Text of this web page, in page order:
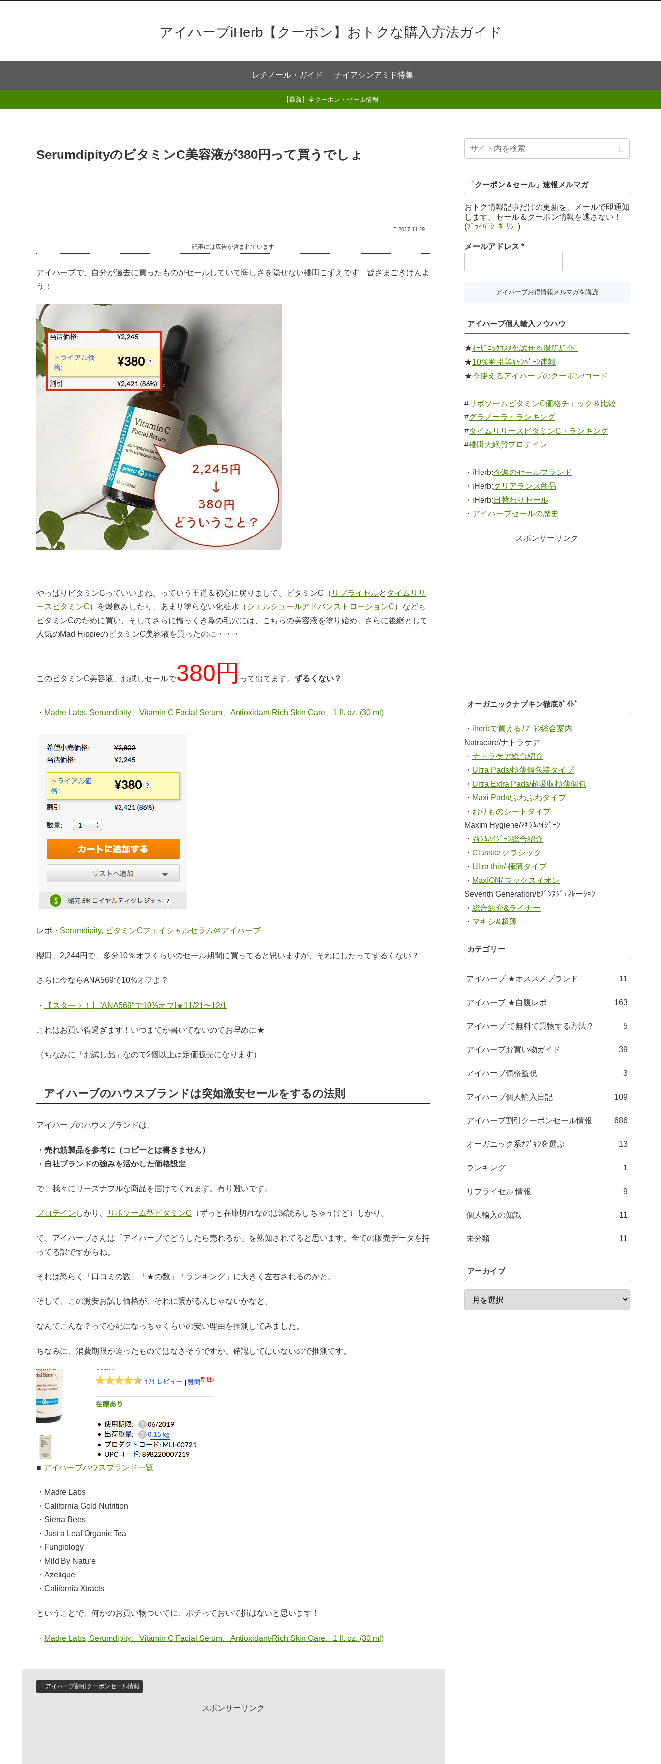
アイハーブiHerb【クーポン】おトクな購入方法ガイド
レチノール・ガイド ナイアシンアミド特集
【最新】全クーポン・セール情報
SerumdipityのビタミンC美容液が380円って買うでしょ
2017.11.29
記事には広告が含まれています
アイハーブで、自分が過去に買ったものがセールしていて悔しさを隠せない櫻田こずえです、皆さまごきげんよ
う！
やっぱりビタミンCっていいよね、っていう王道＆初心に戻りまして、ビタミンC（ リプライセルと タイムリリ
ースビタミンC）を爆飲みしたり、あまり塗らない化粧水（ シェルシュールアドバンストローションC）なども
ビタミンCのために買い、そしてさらに憎っくき鼻の毛穴には、こちらの美容液を塗り始め、さらに後継として
人気のMad HippieのビタミンC美容液を買ったのに・・・
このビタミンC美容液、お試しセールで380円 って出てます。 ずるくない？
・ Madre Labs, Serumdipity、Vitamin C Facial Serum、Antioxidant-Rich Skin Care、1 fl. oz. (30 ml)
レポ・ Serumdipity, ビタミンCフェイシャルセラム＠アイハーブ
櫻田、2,244円で、多分10％オフくらいのセール期間に買ってると思いますが、それにしたってずるくない？
さらに今ならANA569で10%オフよ？
・ 【スタート！】”ANA569″で10%オフ!★11/21〜12/1
これはお買い得過ぎます！いつまでか書いてないのでお早めに★
（ちなみに「お試し品」なので2個以上は定価販売になります）
アイハーブのハウスブランドは突如激安セールをするの法則
アイハーブのハウスブランドは、
・売れ筋製品を参考に（コピーとは書きません）
・自社ブランドの強みを活かした価格設定
で、我々にリーズナブルな商品を届けてくれます。有り難いです。
プロテイン しかり、 リポソーム型ビタミンC （ずっと在庫切れなのは深読みしちゃうけど）しかり。
で、アイハーブさんは「アイハーブでどうしたら売れるか」を熟知されてると思います。全ての販売データを持
ってる訳ですからね。
それは恐らく「口コミの数」「★の数」「ランキング」に大きく左右されるのかと。
そして、この激安お試し価格が、それに繋がるんじゃないかなと。
なんでこんな？って心配になっちゃくらいの安い理由を推測してみました。
ちなみに、消費期限が迫ったものではなさそうですが、確認してはいないので推測です。
■ アイハーブハウスブランド一覧
・Madre Labs
・California Gold Nutrition
・Sierra Bees
・Just a Leaf Organic Tea
・Fungiology
・Mild By Nature
・Azelique
・California Xtracts
ということで、何かのお買い物ついでに、ポチっておいて損はないと思います！
・ Madre Labs, Serumdipity、Vitamin C Facial Serum、Antioxidant-Rich Skin Care、1 fl. oz. (30 ml)
アイハーブ割引クーポンセール情報
スポンサーリンク
「クーポン＆セール」速報メルマガ
おトク情報記事だけの更新を、メールで即通知
します。セール＆クーポン情報を逃さない！
(ﾌﾟﾗｲﾊﾞｼｰﾎﾟﾘｼｰ)
メールアドレス *
アイハーブ個人輸入ノウハウ
★ｵｰｶﾞﾆｯｸｺｽﾒを試せる場所ｶﾞｲﾄﾞ
★10％割引等ｷｬﾝﾍﾟｰﾝ速報
★今使えるアイハーブのクーポン/コード
#リポソームビタミンC価格チェック＆比較
#グラノーラ・ランキング
#タイムリリースビタミンC・ランキング
#櫻田大絶賛プロテイン
・iHerb:今週のセールブランド
・iHerb:クリアランス商品
・iHerb: 日替わりセール
・ アイハーブセールの歴史
スポンサーリンク
オーガニックナプキン徹底ｶﾞｲﾄﾞ
・ iherbで買えるﾅﾌﾟｷﾝ総合案内
Natracare/ナトラケア
・ ナトラケア総合紹介
・ Ultra Pads/極薄個包装タイプ
・ Ultra Extra Pads/超吸収極薄個包
・ Maxi Pads/ふわふわタイプ
・ おりものシートタイプ
Maxim Hygiene/ﾏｷｼﾑﾊｲｼﾞｰﾝ
・ ﾏｷｼﾑﾊｲｼﾞｰﾝ総合紹介
・ Classic/ クラシック
・ Ultra thin/ 極薄タイプ
・ MaxION/ マックスイオン
Seventh Generation/ｾﾌﾞﾝｽｼﾞｪﾈﾚーｼｮﾝ
・ 総合紹介&ライナー
・ マキシ&超薄
カテゴリー
アイハーブ ★オススメブランド 11
アイハーブ ★自腹レポ 163
アイハーブ で無料で買物する方法？ 5
アイハーブお買い物ガイド 39
アイハーブ価格監視 3
アイハーブ個人輸入日記 109
アイハーブ割引クーポンセール情報 686
オーガニック系ﾅﾌﾟｷﾝを選ぶ 13
ランキング 1
リプライセル 情報 9
個人輸入の知識 11
未分類 11
アーカイブ